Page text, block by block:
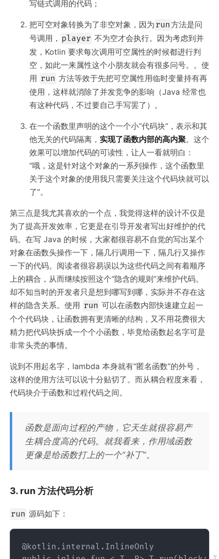
写链式调用的代码；
把可空对象转换为了非空对象，因为 run方法是问
号调用， player 不为空才会执行。因为考虑到并
发，Kotlin 要求每次调用可空属性的时候都进行判
空，如此一来属性这个小朋友就会有很多问号。。使
用 run 方法等效于先把可空属性用临时变量持有再
使用，这样就消除了并发竞争的影响（Java 经常也
有这种代码，不过要自己手写罢了）。
在一个函数里声明的这个一个小“代码块“，表示和其
他无关的代码隔离， 实现了函数内部的高内聚。这个
效果可以增加代码的可读性，让人一看就明白：
“哦，这是针对这个对象的一系列操作，这个函数里
关于这个对象的使用我只需要关注这个代码块就可以
了”。
第三点是我尤其喜欢的一个点，我觉得这样的设计不仅是
为了提高开发效率，它更是在引导开发者写出好维护的代
码。在写 Java 的时候，大家都很容易不自觉的写出某个
对象在函数头操作一下，隔几行调用一下，隔几行又操作
一下的代码。阅读者很容易误以为这些代码之间有着顺序
上的耦合，从而继续按照这个“隐含的规则“来维护代码。
却不知当时的开发者只是想到哪写到哪，实际并不存在这
样的隐含关系。使用 run 可以在函数内部快速建立起一
个个代码块，让函数拥有更清晰的结构，又不用花费很大
精力把代码块拆成一个个小函数，毕竟给函数起名字可是
非常头秃的事情。
说到不用起名字，lambda 本身就有“匿名函数”的外号，
这样的使用方法可以说十分贴切了。而从耦合程度来看，
代码块介于函数和过程代码之间。
函数是面向过程的产物，它天生就很容易产
生耦合度高的代码。就我看来，作用域函数
更像是给函数打上的一个“补丁”。
3. run 方法代码分析
run 源码如下：
@kotlin.internal.InlineOnly